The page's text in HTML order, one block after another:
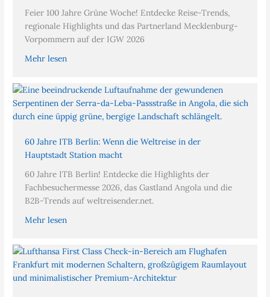
Feier 100 Jahre Grüne Woche! Entdecke Reise-Trends,
regionale Highlights und das Partnerland Mecklenburg-
Vorpommern auf der IGW 2026
Mehr lesen
60 Jahre ITB Berlin: Wenn die Weltreise in der
Hauptstadt Station macht
60 Jahre ITB Berlin! Entdecke die Highlights der
Fachbesuchermesse 2026, das Gastland Angola und die
B2B-Trends auf weltreisender.net.
Mehr lesen